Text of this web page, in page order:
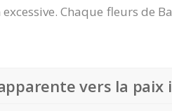
Chaque fleurs de
vers la